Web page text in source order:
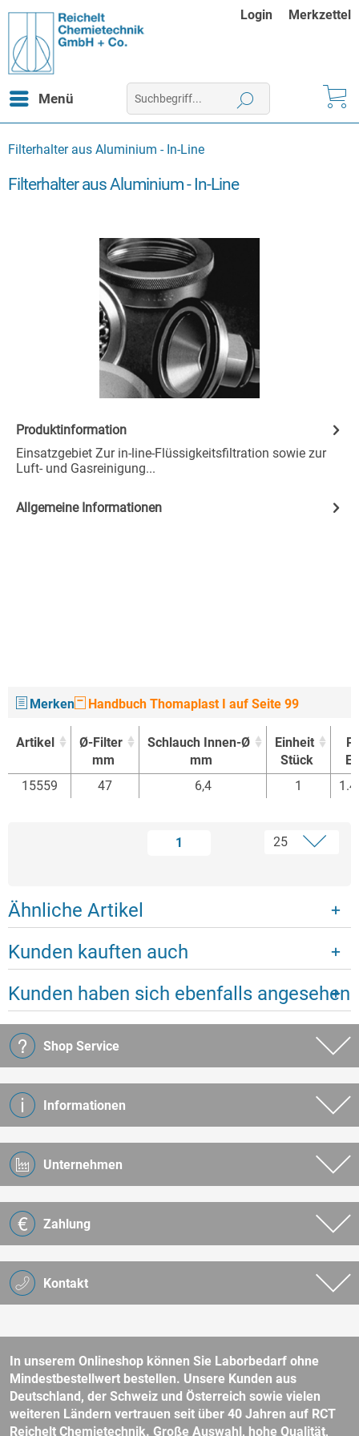
Login Merkzettel
Menü
Filterhalter aus Aluminium - In-Line
Filterhalter aus Aluminium - In-Line
Produktinformation
Einsatzgebiet Zur in-line-Flüssigkeitsfiltration sowie zur
Luft- und Gasreinigung...
Allgemeine Informationen
Merken Handbuch Thomaplast I auf Seite 99
Artikel
Ø-Filter
mm
Schlauch Innen-Ø
mm
Einheit
Stück
Artikel
Ø-Filter
Schlauch Innen-Ø
Einheit
15559 47 6,4 1
1
Ähnliche Artikel
Kunden kauften auch
Kunden haben sich ebenfalls angesehen
Kontakt
Shop Service
Informationen
Unternehmen
Zahlung
In unserem Onlineshop können Sie Laborbedarf ohne
Mindestbestellwert bestellen. Unsere Kunden aus
Deutschland, der Schweiz und Österreich sowie vielen
weiteren Ländern vertrauen seit über 40 Jahren auf RCT
Reichelt Chemietechnik. Große Auswahl, hohe Qualität,